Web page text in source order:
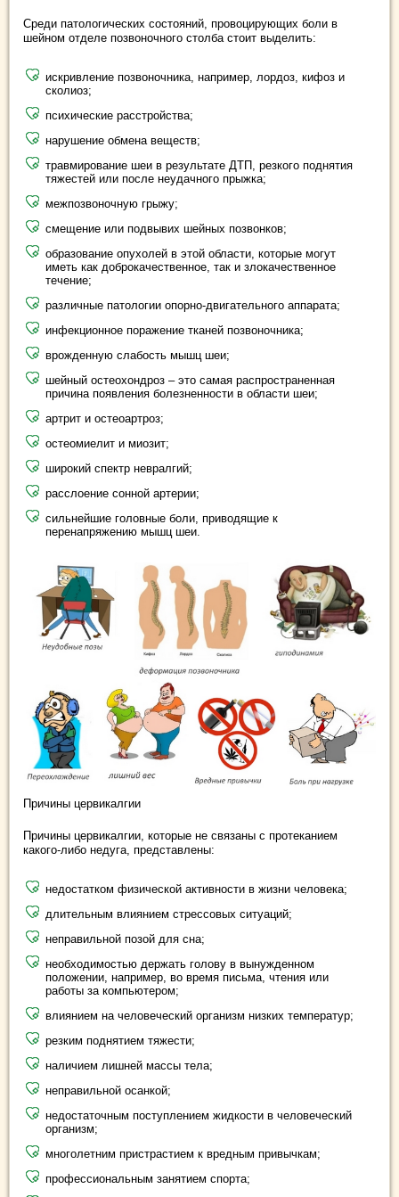
Среди патологических состояний, провоцирующих боли в
шейном отделе позвоночного столба стоит выделить:
искривление позвоночника, например, лордоз, кифоз и
сколиоз;
психические расстройства;
нарушение обмена веществ;
травмирование шеи в результате ДТП, резкого поднятия
тяжестей или после неудачного прыжка;
межпозвоночную грыжу;
смещение или подвывих шейных позвонков;
образование опухолей в этой области, которые могут
иметь как доброкачественное, так и злокачественное
течение;
различные патологии опорно-двигательного аппарата;
инфекционное поражение тканей позвоночника;
врожденную слабость мышц шеи;
шейный остеохондроз – это самая распространенная
причина появления болезненности в области шеи;
артрит и остеоартроз;
остеомиелит и миозит;
широкий спектр невралгий;
расслоение сонной артерии;
сильнейшие головные боли, приводящие к
перенапряжению мышц шеи.
Причины цервикалгии
Причины цервикалгии, которые не связаны с протеканием
какого-либо недуга, представлены:
недостатком физической активности в жизни человека;
длительным влиянием стрессовых ситуаций;
неправильной позой для сна;
необходимостью держать голову в вынужденном
положении, например, во время письма, чтения или
работы за компьютером;
влиянием на человеческий организм низких температур;
резким поднятием тяжести;
наличием лишней массы тела;
неправильной осанкой;
недостаточным поступлением жидкости в человеческий
организм;
многолетним пристрастием к вредным привычкам;
профессиональным занятием спорта;